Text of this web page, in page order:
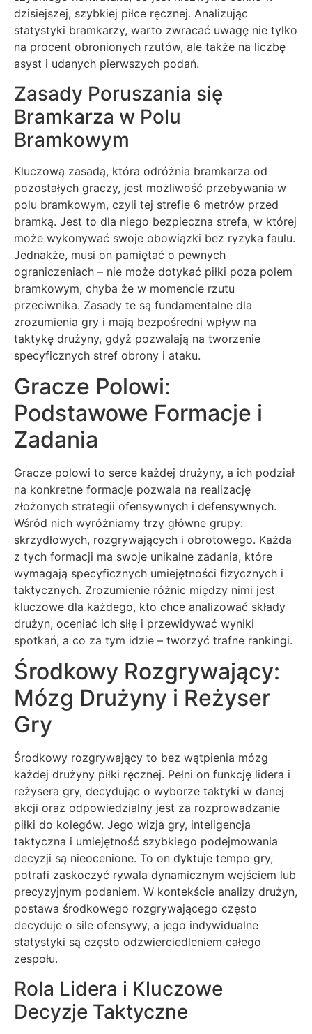
dzisiejszej, szybkiej piłce ręcznej. Analizując
statystyki bramkarzy, warto zwracać uwagę nie tylko
na procent obronionych rzutów, ale także na liczbę
asyst i udanych pierwszych podań.
Zasady Poruszania się
Bramkarza w Polu
Bramkowym
Kluczową zasadą, która odróżnia bramkarza od
pozostałych graczy, jest możliwość przebywania w
polu bramkowym, czyli tej strefie 6 metrów przed
bramką. Jest to dla niego bezpieczna strefa, w której
może wykonywać swoje obowiązki bez ryzyka faulu.
Jednakże, musi on pamiętać o pewnych
ograniczeniach – nie może dotykać piłki poza polem
bramkowym, chyba że w momencie rzutu
przeciwnika. Zasady te są fundamentalne dla
zrozumienia gry i mają bezpośredni wpływ na
taktykę drużyny, gdyż pozwalają na tworzenie
specyficznych stref obrony i ataku.
Gracze Polowi:
Podstawowe Formacje i
Zadania
Gracze polowi to serce każdej drużyny, a ich podział
na konkretne formacje pozwala na realizację
złożonych strategii ofensywnych i defensywnych.
Wśród nich wyróżniamy trzy główne grupy:
skrzydłowych, rozgrywających i obrotowego. Każda
z tych formacji ma swoje unikalne zadania, które
wymagają specyficznych umiejętności fizycznych i
taktycznych. Zrozumienie różnic między nimi jest
kluczowe dla każdego, kto chce analizować składy
drużyn, oceniać ich siłę i przewidywać wyniki
spotkań, a co za tym idzie – tworzyć trafne rankingi.
Środkowy Rozgrywający:
Mózg Drużyny i Reżyser
Gry
Środkowy rozgrywający to bez wątpienia mózg
każdej drużyny piłki ręcznej. Pełni on funkcję lidera i
reżysera gry, decydując o wyborze taktyki w danej
akcji oraz odpowiedzialny jest za rozprowadzanie
piłki do kolegów. Jego wizja gry, inteligencja
taktyczna i umiejętność szybkiego podejmowania
decyzji są nieocenione. To on dyktuje tempo gry,
potrafi zaskoczyć rywala dynamicznym wejściem lub
precyzyjnym podaniem. W kontekście analizy drużyn,
postawa środkowego rozgrywającego często
decyduje o sile ofensywy, a jego indywidualne
statystyki są często odzwierciedleniem całego
zespołu.
Rola Lidera i Kluczowe
Decyzje Taktyczne